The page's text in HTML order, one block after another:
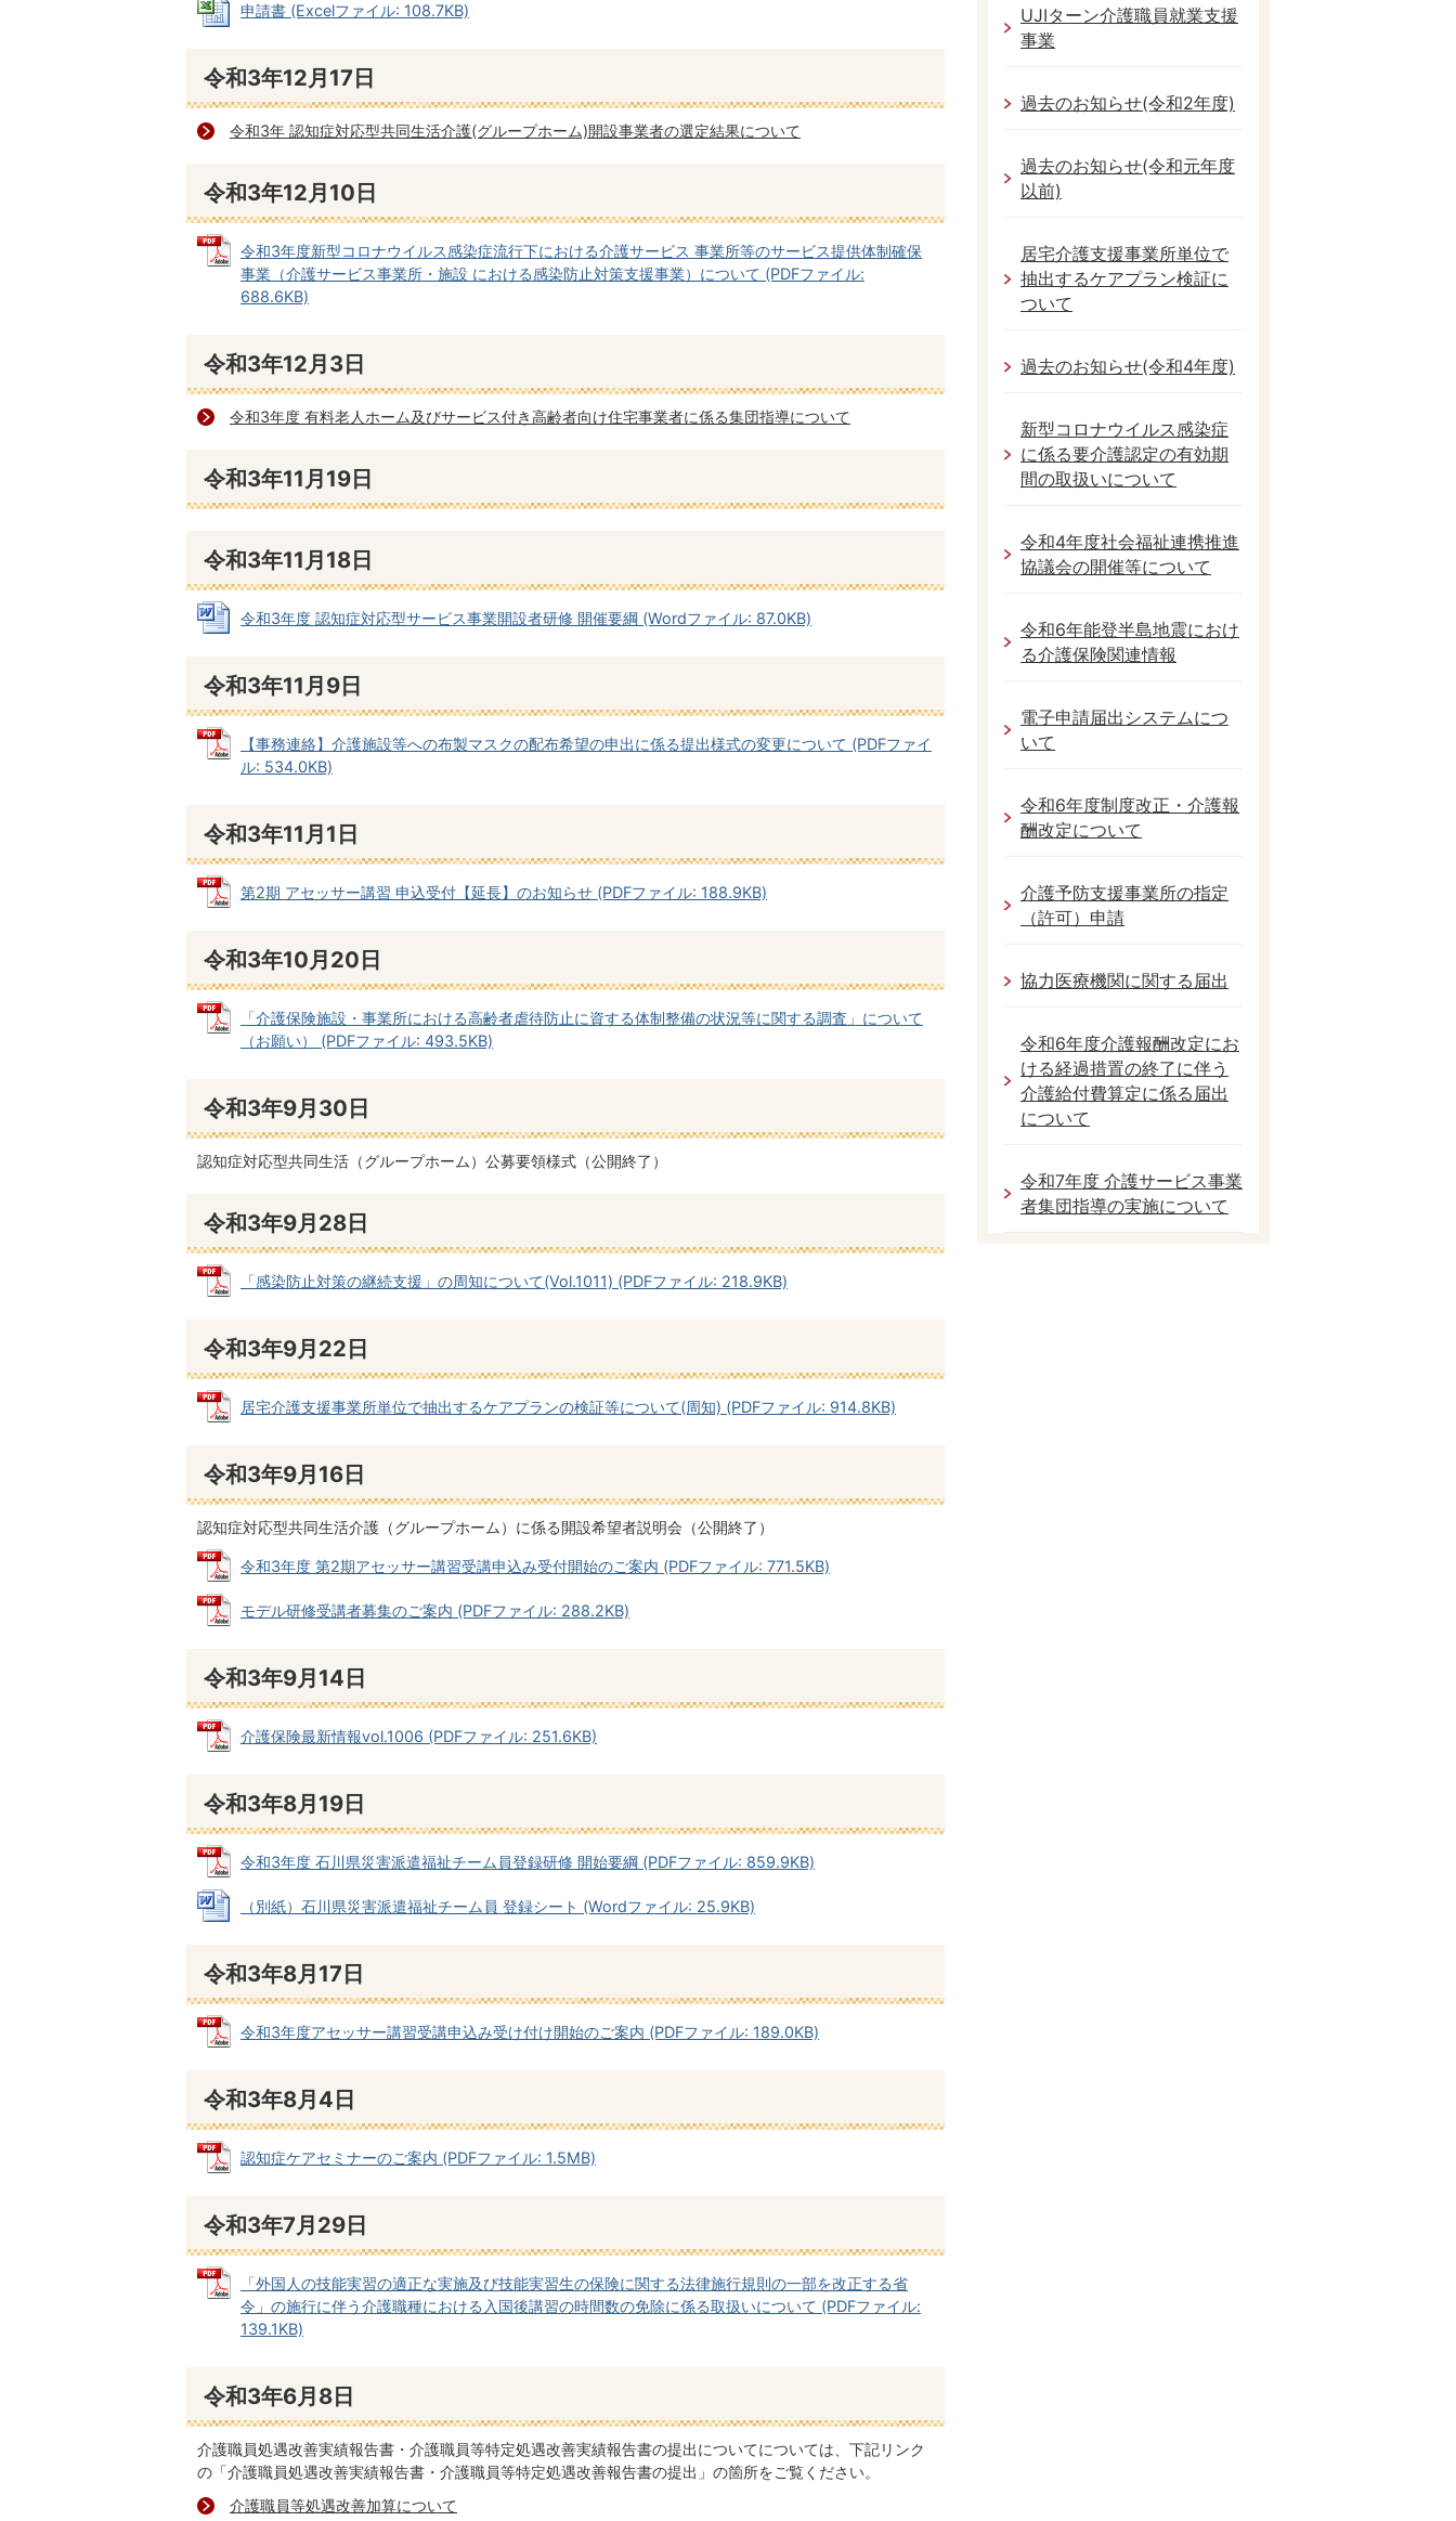
申請書 (Excelファイル: 108.7KB)
令和3年12月17日
令和3年 認知症対応型共同生活介護(グループホーム)開設事業者の選定結果について
令和3年12月10日
令和3年度新型コロナウイルス感染症流行下における介護サービス 事業所等のサービス提供体制確保
事業（介護サービス事業所・施設 における感染防止対策支援事業）について (PDFファイル:
688.6KB)
令和3年12月3日
令和3年度 有料老人ホーム及びサービス付き高齢者向け住宅事業者に係る集団指導について
令和3年11月19日
令和3年11月18日
令和3年度 認知症対応型サービス事業開設者研修 開催要綱 (Wordファイル: 87.0KB)
令和3年11月9日
【事務連絡】介護施設等への布製マスクの配布希望の申出に係る提出様式の変更について (PDFファイ
ル: 534.0KB)
令和3年11月1日
第2期 アセッサー講習 申込受付【延長】のお知らせ (PDFファイル: 188.9KB)
令和3年10月20日
「介護保険施設・事業所における高齢者虐待防止に資する体制整備の状況等に関する調査」について
（お願い） (PDFファイル: 493.5KB)
令和3年9月30日
認知症対応型共同生活（グループホーム）公募要領様式（公開終了）
令和3年9月28日
「感染防止対策の継続支援」の周知について(Vol.1011) (PDFファイル: 218.9KB)
令和3年9月22日
居宅介護支援事業所単位で抽出するケアプランの検証等について(周知) (PDFファイル: 914.8KB)
令和3年9月16日
認知症対応型共同生活介護（グループホーム）に係る開設希望者説明会（公開終了）
令和3年度 第2期アセッサー講習受講申込み受付開始のご案内 (PDFファイル: 771.5KB)
モデル研修受講者募集のご案内 (PDFファイル: 288.2KB)
令和3年9月14日
介護保険最新情報vol.1006 (PDFファイル: 251.6KB)
令和3年8月19日
令和3年度 石川県災害派遣福祉チーム員登録研修 開始要綱 (PDFファイル: 859.9KB)
（別紙）石川県災害派遣福祉チーム員 登録シート (Wordファイル: 25.9KB)
令和3年8月17日
令和3年度アセッサー講習受講申込み受け付け開始のご案内 (PDFファイル: 189.0KB)
令和3年8月4日
認知症ケアセミナーのご案内 (PDFファイル: 1.5MB)
令和3年7月29日
「外国人の技能実習の適正な実施及び技能実習生の保険に関する法律施行規則の一部を改正する省
令」の施行に伴う介護職種における入国後講習の時間数の免除に係る取扱いについて (PDFファイル:
139.1KB)
令和3年6月8日
介護職員処遇改善実績報告書・介護職員等特定処遇改善実績報告書の提出についてについては、下記リンク
の「介護職員処遇改善実績報告書・介護職員等特定処遇改善報告書の提出」の箇所をご覧ください。
介護職員等処遇改善加算について
UJIターン介護職員就業支援
事業
過去のお知らせ(令和2年度)
過去のお知らせ(令和元年度
以前)
居宅介護支援事業所単位で
抽出するケアプラン検証に
ついて
過去のお知らせ(令和4年度)
新型コロナウイルス感染症
に係る要介護認定の有効期
間の取扱いについて
令和4年度社会福祉連携推進
協議会の開催等について
令和6年能登半島地震におけ
る介護保険関連情報
電子申請届出システムにつ
いて
令和6年度制度改正・介護報
酬改定について
介護予防支援事業所の指定
（許可）申請
協力医療機関に関する届出
令和6年度介護報酬改定にお
ける経過措置の終了に伴う
介護給付費算定に係る届出
について
令和7年度 介護サービス事業
者集団指導の実施について